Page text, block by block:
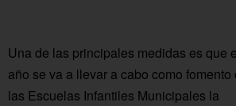
Una de las principales medidas es que
año se va a llevar a cabo como fomento
las Escuelas Infantiles Municipales la